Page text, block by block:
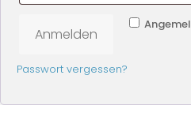
Anmelden
Passwort vergessen?